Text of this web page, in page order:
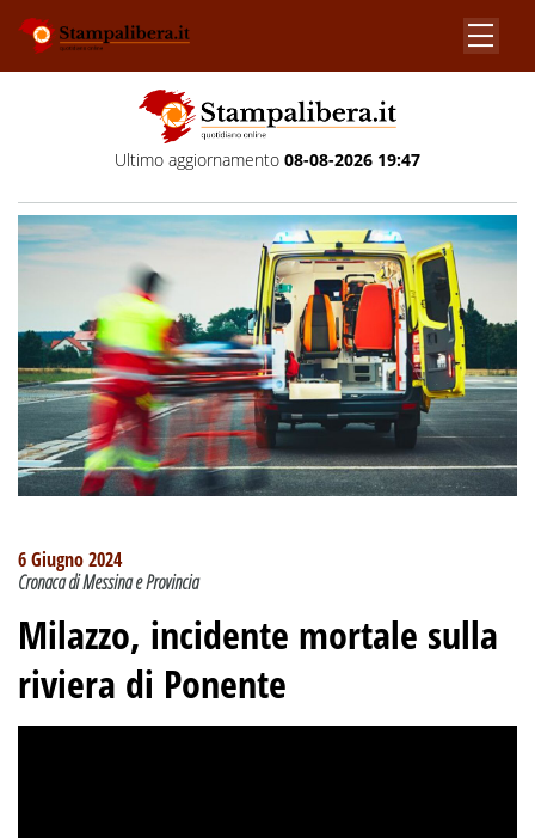
Ultimo aggiornamento 08-08-2026 19:47
6 Giugno 2024
Cronaca di Messina e Provincia
Milazzo, incidente mortale sulla
riviera di Ponente